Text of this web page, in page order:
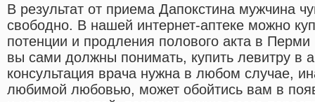
В результат от приема Дапокстина мужчина
свободно. В нашей интернет-аптеке можно
потенции и продления полового акта в
вы сами должны понимать, купить левитру в
консультация врача нужна в любом случае,
любимой любовью, может обойтись вам в